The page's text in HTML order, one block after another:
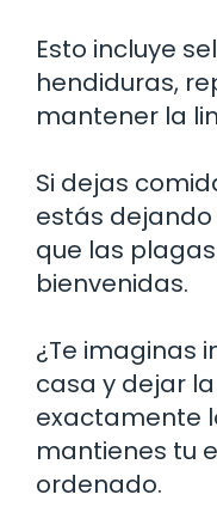
Esto incluye
hendiduras,
mantener la
Si dejas
estás
que las
bienvenidas.
¿Te imaginas
casa y dejar
exactamente
mantienes tu
ordenado.